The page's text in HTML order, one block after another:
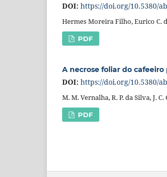
DOI: https://doi.org/10.5380/
Hermes Moreira Filho, Eurico C.
PDF
A necrose foliar do cafeeiro
DOI: https://doi.org/10.5380/
M. M. Vernalha, R. P. da Silva, J.
PDF